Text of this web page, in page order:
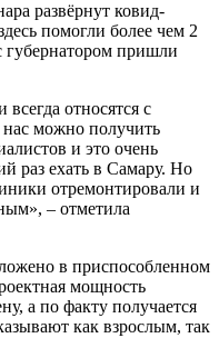
развёрнут ковид-
помогли более чем 2
губернатором пришли
относятся с
нас можно получить
и это очень
раз ехать в Самару. Но
отремонтировали и
– отметила
в приспособленном
мощность
а по факту получается
как взрослым, так